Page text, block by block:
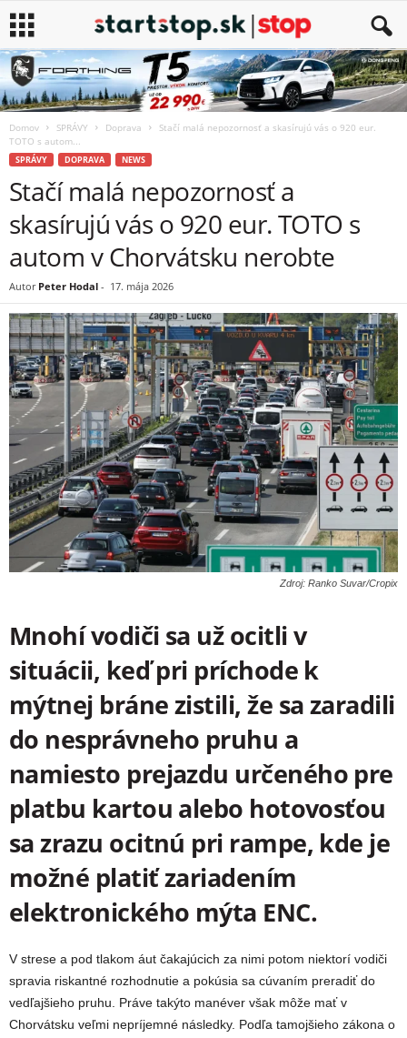
Domov SPRÁVY Doprava
Stačí malá nepozornosť a skasírujú vás o 920 eur.
TOTO s autom...
SPRÁVY DOPRAVA NEWS
Stačí malá nepozornosť a
skasírujú vás o 920 eur. TOTO s
autom v Chorvátsku nerobte
Autor Peter Hodal - 17. mája 2026
Zdroj: Ranko Suvar/Cropix
Mnohí vodiči sa už ocitli v
situácii, keď pri príchode k
mýtnej bráne zistili, že sa zaradili
do nesprávneho pruhu a
namiesto prejazdu určeného pre
platbu kartou alebo hotovosťou
sa zrazu ocitnú pri rampe, kde je
možné platiť zariadením
elektronického mýta ENC.
V strese a pod tlakom áut čakajúcich za nimi potom niektorí vodiči
spravia riskantné rozhodnutie a pokúsia sa cúvaním preradiť do
vedľajšieho pruhu. Práve takýto manéver však môže mať v
Chorvátsku veľmi nepríjemné následky. Podľa tamojšieho zákona o